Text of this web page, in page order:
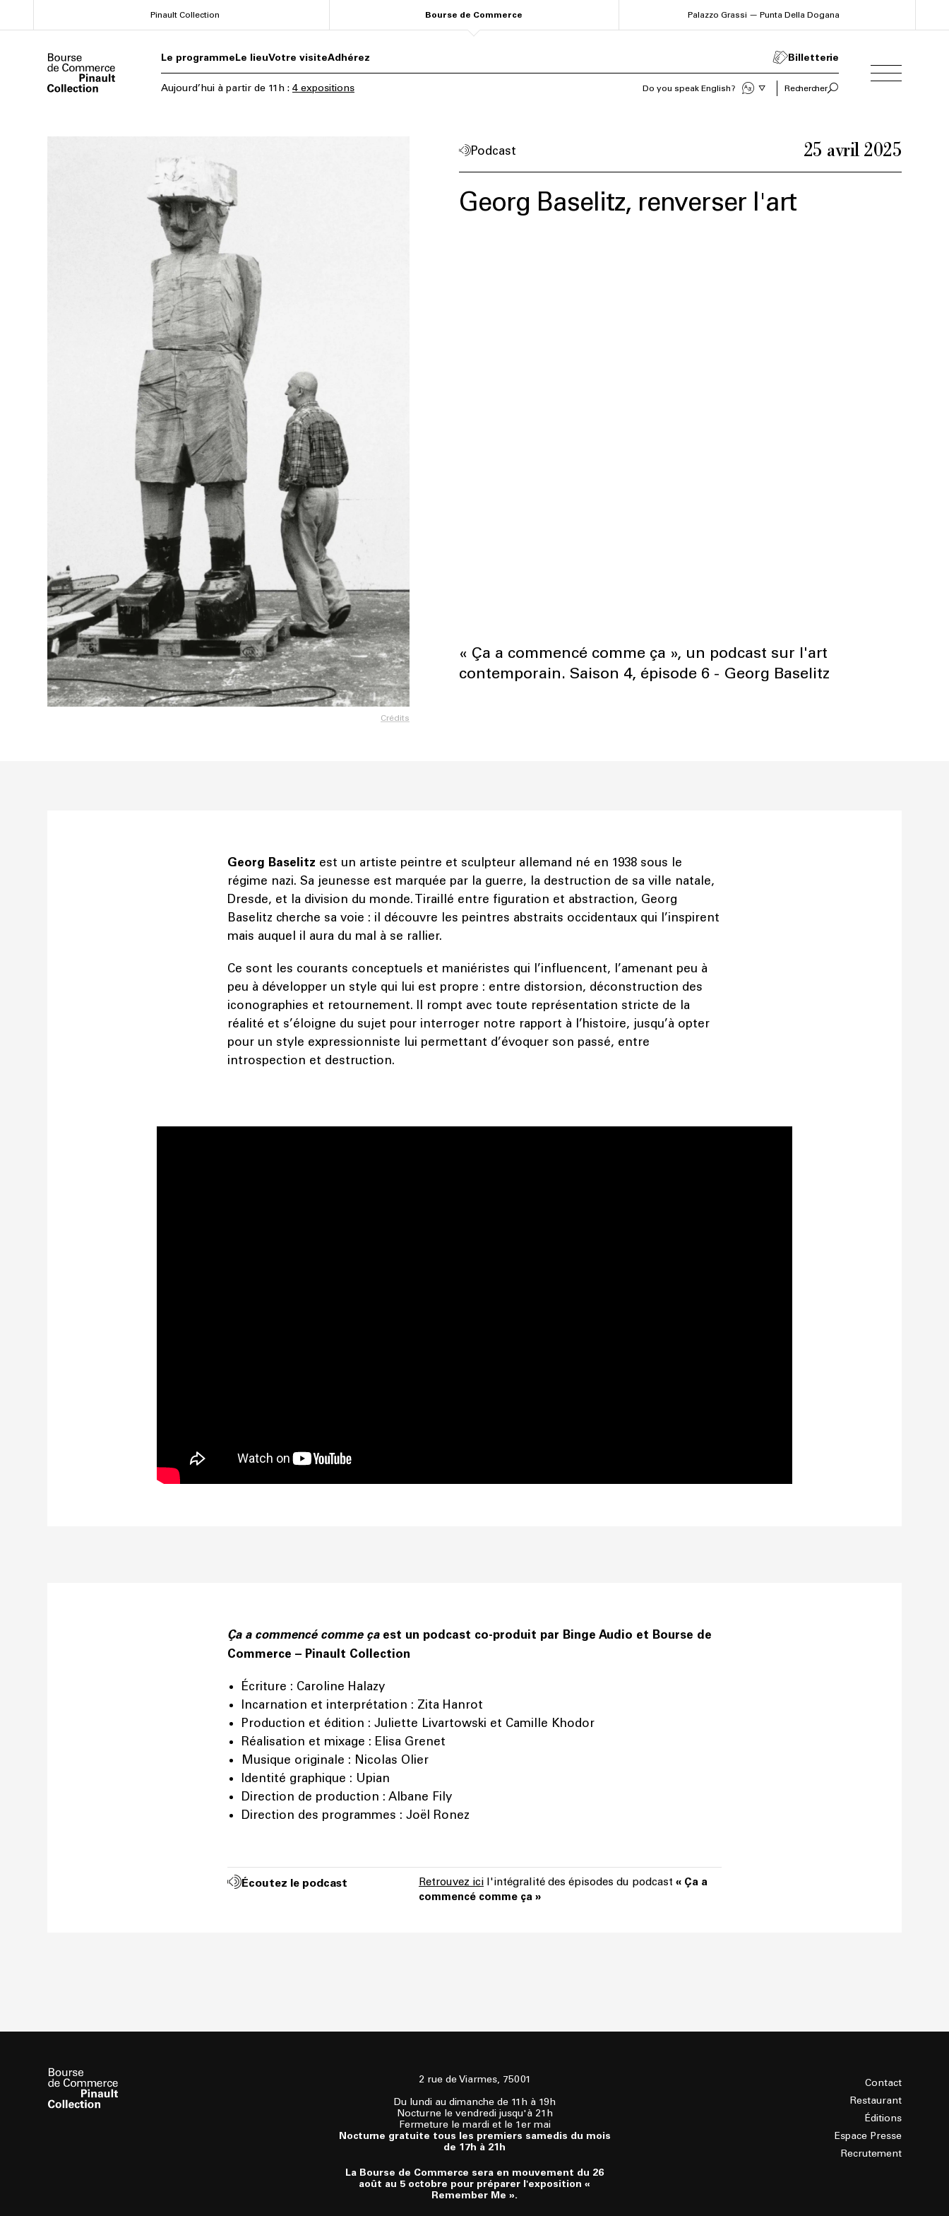
au
principal
Pinault Collection Bourse de Commerce Palazzo Grassi — Punta Della Dogana
Le programmeLe lieuVotre visiteAdhérez Billetterie
Aujourd’hui à partir de 11h : 4 expositions Do you speak English? Rechercher
Crédits
Podcast 25 avril 2025
Georg Baselitz, renverser l'art
« Ça a commencé comme ça », un podcast sur l'art
contemporain. Saison 4, épisode 6 - Georg Baselitz
Georg Baselitz est un artiste peintre et sculpteur allemand né en 1938 sous le
régime nazi. Sa jeunesse est marquée par la guerre, la destruction de sa ville natale,
Dresde, et la division du monde. Tiraillé entre figuration et abstraction, Georg
Baselitz cherche sa voie : il découvre les peintres abstraits occidentaux qui l’inspirent
mais auquel il aura du mal à se rallier.
Ce sont les courants conceptuels et maniéristes qui l’influencent, l’amenant peu à
peu à développer un style qui lui est propre : entre distorsion, déconstruction des
iconographies et retournement. Il rompt avec toute représentation stricte de la
réalité et s’éloigne du sujet pour interroger notre rapport à l’histoire, jusqu’à opter
pour un style expressionniste lui permettant d’évoquer son passé, entre
introspection et destruction.
Ça a commencé comme çaest un podcast co-produit par Binge Audio et Bourse de
Commerce – Pinault Collection
Écriture : Caroline Halazy
Incarnation et interprétation : Zita Hanrot
Production et édition : Juliette Livartowski et Camille Khodor
Réalisation et mixage : Elisa Grenet
Musique originale : Nicolas Olier
Identité graphique : Upian
Direction de production : Albane Fily
Direction des programmes : Joël Ronez
Écoutez le podcast Retrouvez icil'intégralité des épisodes du podcast « Ça a
commencé comme ça »
2 rue de Viarmes, 75001
Du lundi au dimanche de 11h à 19h
Nocturne le vendredi jusqu'à 21h
Fermeture le mardi et le 1er mai
Nocturne gratuite tous les premiers samedis du mois
de 17h à 21h
La Bourse de Commerce sera en mouvement du 26
août au 5 octobre pour préparer l'exposition «
Remember Me ».
Contact
Restaurant
Éditions
Espace Presse
Recrutement